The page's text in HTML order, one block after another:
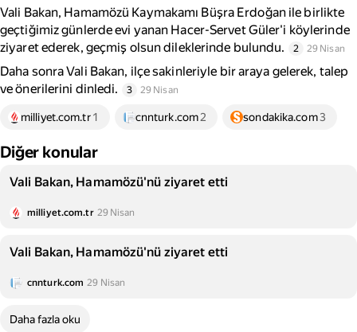
Vali Bakan, Hamamözü Kaymakamı Büşra Erdoğan ile birlikte
geçtiğimiz günlerde evi yanan Hacer-Servet Güler'i köylerinde
ziyaret ederek, geçmiş olsun dileklerinde bulundu.
2 29 Nisan
Daha sonra Vali Bakan, ilçe sakinleriyle bir araya gelerek, talep
ve önerilerini dinledi.
3 29 Nisan
milliyet.com.tr 1 cnnturk.com2 sondakika.com3
Diğer konular
Vali Bakan, Hamamözü'nü ziyaret etti
milliyet.com.tr 29 Nisan
Vali Bakan, Hamamözü'nü ziyaret etti
cnnturk.com 29 Nisan
Daha fazla oku